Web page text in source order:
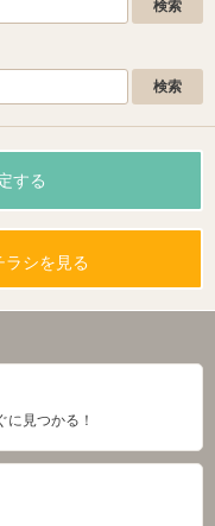
する
ラシを見る
に見つかる！